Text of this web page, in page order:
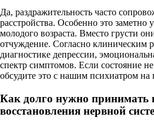
Да, раздражительность часто
расстройства. Особенно это
молодого возраста. Вместо грусти
отчуждение. Согласно клиническим
диагностике депрессии,
спектр симптомов. Если состояние
обсудите это с нашим психиатром на
Как долго нужно принимать
восстановления нервной